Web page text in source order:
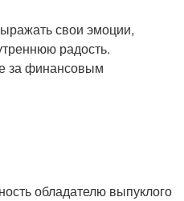
свои эмоции,
радость.
за финансовым
обладателю выпуклого